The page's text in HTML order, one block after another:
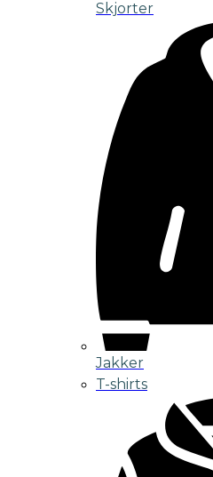
Skjorter
Jakker
T-shirts